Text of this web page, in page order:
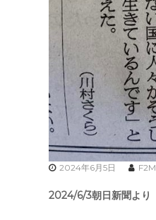
2024年6月5日 F2M
2024/6/3朝日新聞より